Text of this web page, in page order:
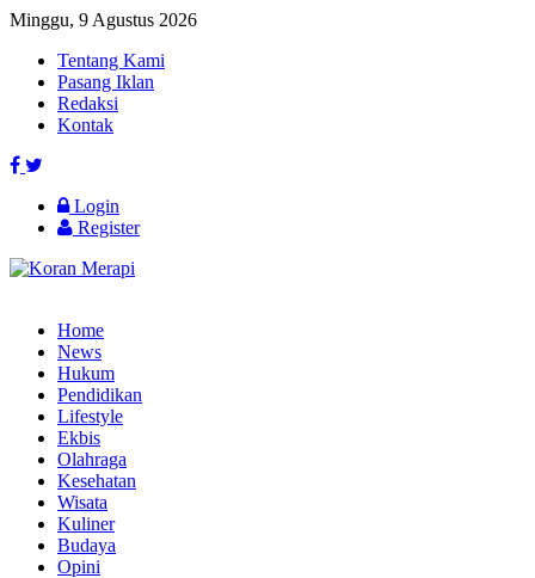
Minggu, 9 Agustus 2026
Tentang Kami
Pasang Iklan
Redaksi
Kontak
Login
Register
Home
News
Hukum
Pendidikan
Lifestyle
Ekbis
Olahraga
Kesehatan
Wisata
Kuliner
Budaya
Opini